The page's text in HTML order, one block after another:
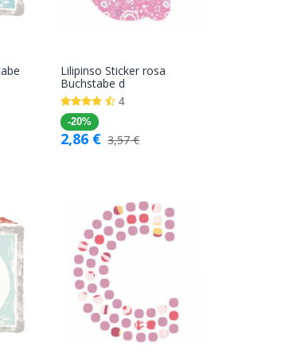
In den
Warenkorb
Lilipinso Sticker rosa
Buchstabe d
4
-20%
2,86 € 3,57€